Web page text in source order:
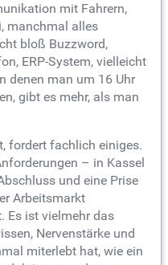
mit Fahrern,
manchmal alles
bloß Buzzword,
ERP-System, vielleicht
denen man um 16 Uhr
gibt es mehr, als man
fordert fachlich einiges.
– in Kassel
und eine Prise
Arbeitsmarkt
Es ist vielmehr das
Nervenstärke und
miterlebt hat, wie ein